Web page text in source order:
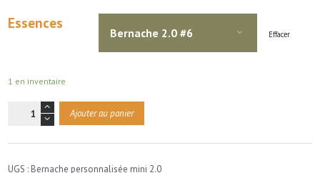
Essences
Effacer
1 en inventaire
quantité
2.0
Ajouter au panier
UGS : Bernache personnalisée mini 2.0